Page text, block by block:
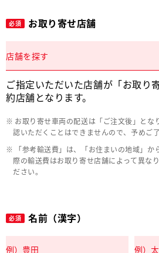
必須 お取り寄せ店舗
店舗を探す
ご指定いただいた店舗が「お取り
約店舗となります。
お取り寄せ車両の配送は「ご注文後」とな
認いただくことはできませんので、予めご了
「参考輸送費」は、「お住まいの地域」
際の輸送費はお取り寄せ店舗によって異な
ださい。
必須 名前（漢字）